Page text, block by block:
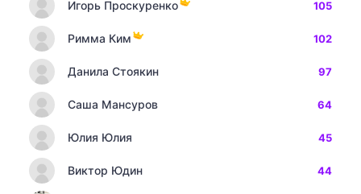
Игорь Проскуренко 105
Римма Ким 102
Данила Стоякин 97
Саша Мансуров 64
Юлия Юлия 45
Виктор Юдин 44